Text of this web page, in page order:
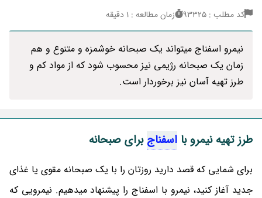
کد مطلب : 93325 زمان مطالعه : 1 دقیقه
نیمرو اسفناج میتواند یک صبحانه خوشمزه و متنوع و هم
زمان یک صبحانه رژیمی نیز محسوب شود که از مواد کم و
طرز تهیه آسان نیز برخوردار است.
طرز تهیه نیمرو با اسفناج برای صبحانه
برای شمایی که قصد دارید روزتان را با یک صبحانه مقوی یا غذای
جدید آغاز کنید، نیمرو با اسفناج را پیشنهاد میدهیم. نیمرویی که